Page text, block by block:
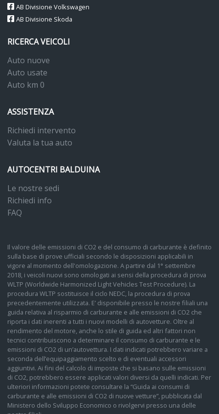
AB Divisione Volkswagen
AB Divisione Skoda
RICERCA VEICOLI
Auto nuove
Auto usate
Auto km 0
ASSISTENZA
Richiedi intervento
Valuta la tua auto
AUTOCENTRI BALDUINA
Le nostre sedi
Richiedi info
FAQ
Il valore delle emissioni di CO2 e del consumo di carburante è definito
sulla base di prove ufficiali secondo le disposizioni applicabili in
vigore al momento dell'omologazione. A partire dal 1° settembre
2018, i veicoli nuovi sono omologati ai sensi della procedura di prova
WLTP (Worldwide Harmonized Light Vehicles Test Procedure). La
procedura WLTP sostituisce il ciclo NEDC, la procedura di prova
precedentemente utilizzata. E’ disponibile presso le nostre filiali una
guida relativa al risparmio di carburante e alle emissioni di CO2 che
riporta i dati inerenti a tutti i nuovi modelli di autovetture. Oltre al
rendimento del motore, anche lo stile di guida ed altri fattori non
tecnici contribuiscono a determinare il consumo di carburante e le
emissioni di CO2 di un’autovettura. I dati indicati potrebbero variare a
seconda dell’equipaggiamento scelto e di eventuali accessori
aggiuntivi. Ai fini del calcolo di imposte che si basano sulle emissioni
di CO2, potrebbero essere applicati valori diversi da quelli indicati. Per
ulteriori informazioni potete consultare la “Guida ai consumi di
carburante e alle emissioni di CO2 di nuove vetture”, pubblicata dal
Ministero dello Sviluppo Economico o rivolgervi presso una delle